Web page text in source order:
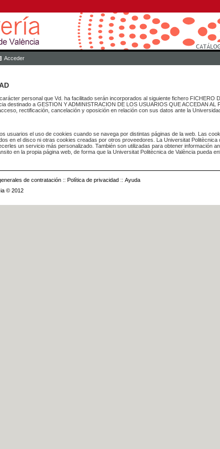
Acceder
personal que Vd. ha facilitado serán incorporados al siguiente fichero FICHERO
destinado a GESTION Y ADMINISTRACION DE LOS USUARIOS QUE ACCEDAN AL
rectificación, cancelación y oposición en relación con sus datos ante la
usuarios el uso de cookies cuando se navega por distintas páginas de la web. Las
en el disco ni otras cookies creadas por otros proveedores. La Universitat
un servicio más personalizado. También son utilizadas para obtener información
en la propia página web, de forma que la Universitat Politècnica de València pueda
de contratación :: Política de privacidad :: Ayuda
© 2012